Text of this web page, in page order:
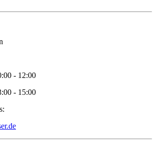
- 12:00
- 15:00